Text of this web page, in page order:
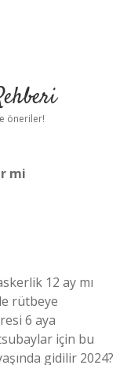
öneriler!
mi
12 ay mı
rütbeye
6 aya
için bu
gidilir 2024?